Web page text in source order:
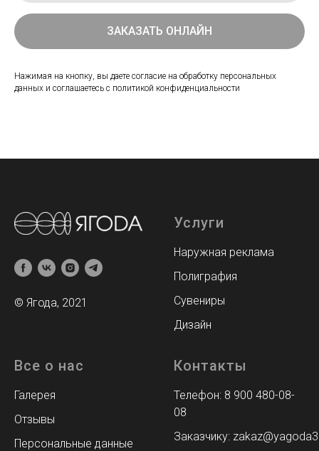
ЗАКАЗАТЬ ОНЛАЙН
Нажимая на кнопку, вы даете согласие на обработку персональных
данных и соглашаетесь c политикой конфиденциальности
© Ягода, 2021
Услуги
Наружная реклама
Полиграфия
Сувениры
Дизайн
Все о нас
Галерея
Отзывы
Персональные данные
Контакты
Телефон: 8 900 480-08-
08
Заказчику: